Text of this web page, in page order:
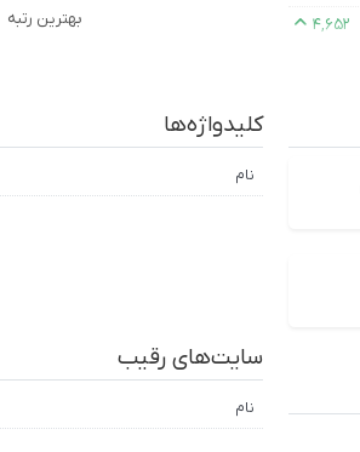
۴,۶۵۲ بهترین رتبه
کلیدواژه‌ها
نام
سایت‌های رقیب
نام